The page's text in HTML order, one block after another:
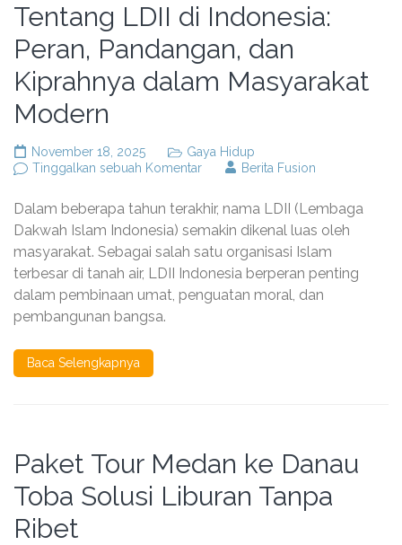
Tentang LDII di Indonesia:
Peran, Pandangan, dan
Kiprahnya dalam Masyarakat
Modern
November 18, 2025
Gaya Hidup
Tinggalkan sebuah Komentarpada
di
Indonesia:
Peran,
Pandangan,
dan
Kiprahnya
dalam
Berita Fusion
Dalam beberapa tahun terakhir, nama LDII (Lembaga
Dakwah Islam Indonesia) semakin dikenal luas oleh
masyarakat. Sebagai salah satu organisasi Islam
terbesar di tanah air, LDII Indonesia berperan penting
dalam pembinaan umat, penguatan moral, dan
pembangunan bangsa.
Baca Selengkapnya
Paket Tour Medan ke Danau
Toba Solusi Liburan Tanpa
Ribet